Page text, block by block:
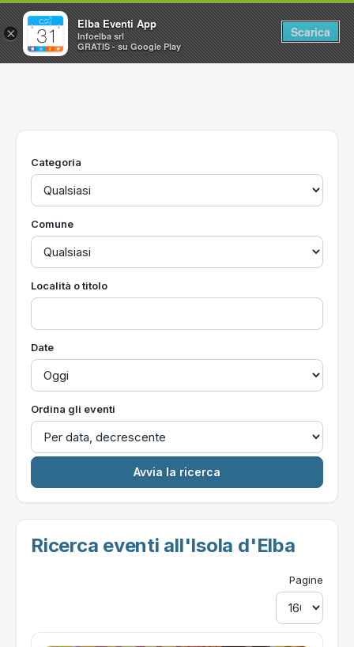
Home
Utilità
Categoria
Comune
Località o titolo
Date
Ordina gli eventi
Ricerca eventi all'Isola d'Elba
Pagine
×
Elba Eventi App
Infoelba srl
GRATIS - su Google Play
Scarica